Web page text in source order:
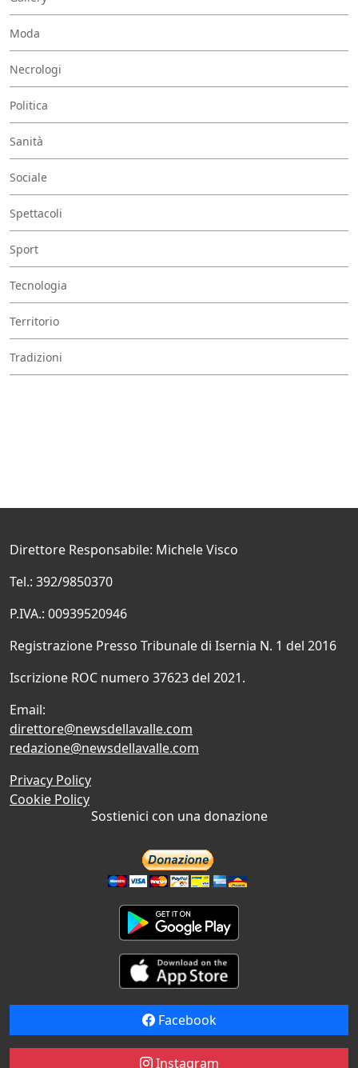
Moda
Necrologi
Politica
Sanità
Sociale
Spettacoli
Sport
Tecnologia
Territorio
Tradizioni
Direttore Responsabile: Michele Visco
Tel.: 392/9850370
P.IVA.: 00939520946
Registrazione Presso Tribunale di Isernia N. 1 del 2016
Iscrizione ROC numero 37623 del 2021.
Email:
direttore@newsdellavalle.com
redazione@newsdellavalle.com
Privacy Policy
Cookie Policy
Sostienici con una donazione
Facebook
Instagram